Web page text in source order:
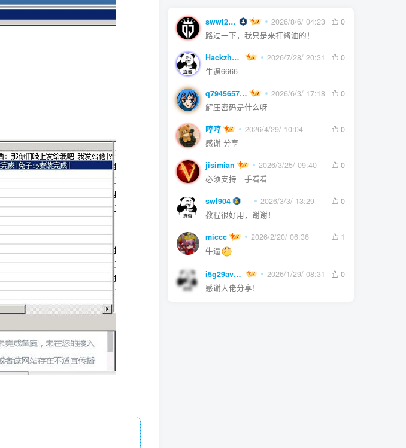
swwl2457 2026/8/6/ 04:23
0
路过一下，我只是来打酱油的！
Hackzheng 2026/7/28/ 20:31
0
牛逼6666
q794565750 2026/6/3/ 17:18
0
解压密码是什么呀
哼哼 2026/4/29/ 10:04
0
感谢 分享
jisimian 2026/3/25/ 09:40
0
必须支持一手看看
swl904 2026/3/3/ 13:29
0
教程很好用，谢谢！
miccc 2026/2/20/ 06:36
1
牛逼
i5g29ave0m 2026/1/29/ 08:31
0
感谢大佬分享！